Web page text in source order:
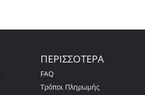
ΠΕΡΙΣΣΟΤΕΡΑ
FAQ
Τρόποι Πληρωμής